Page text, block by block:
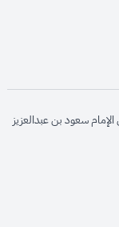
opens in
سعود بن عبدالعزيز